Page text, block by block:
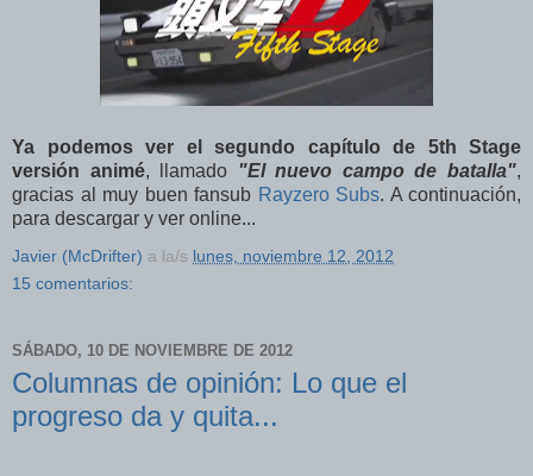
Ya podemos ver el segundo capítulo de 5th Stage
versión animé, llamado "El nuevo campo de batalla",
gracias al muy buen fansub Rayzero Subs. A continuación,
para descargar y ver online...
Javier (McDrifter) a la/s lunes, noviembre 12, 2012
15 comentarios:
SÁBADO, 10 DE NOVIEMBRE DE 2012
Columnas de opinión: Lo que el
progreso da y quita...